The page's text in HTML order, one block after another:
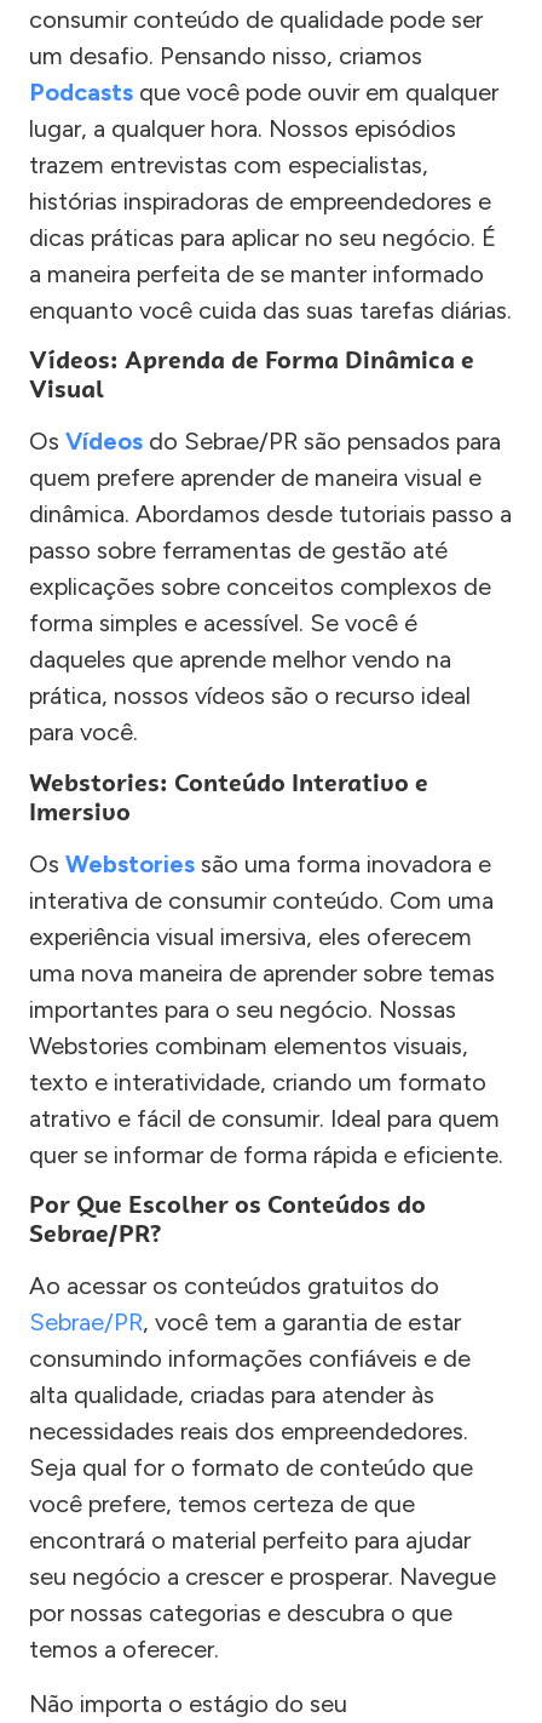
consumir conteúdo de qualidade pode ser
um desafio. Pensando nisso, criamos
Podcasts que você pode ouvir em qualquer
lugar, a qualquer hora. Nossos episódios
trazem entrevistas com especialistas,
histórias inspiradoras de empreendedores e
dicas práticas para aplicar no seu negócio. É
a maneira perfeita de se manter informado
enquanto você cuida das suas tarefas diárias.
Vídeos: Aprenda de Forma Dinâmica e
Visual
Os Vídeos do Sebrae/PR são pensados para
quem prefere aprender de maneira visual e
dinâmica. Abordamos desde tutoriais passo a
passo sobre ferramentas de gestão até
explicações sobre conceitos complexos de
forma simples e acessível. Se você é
daqueles que aprende melhor vendo na
prática, nossos vídeos são o recurso ideal
para você.
Webstories: Conteúdo Interativo e
Imersivo
Os Webstories são uma forma inovadora e
interativa de consumir conteúdo. Com uma
experiência visual imersiva, eles oferecem
uma nova maneira de aprender sobre temas
importantes para o seu negócio. Nossas
Webstories combinam elementos visuais,
texto e interatividade, criando um formato
atrativo e fácil de consumir. Ideal para quem
quer se informar de forma rápida e eficiente.
Por Que Escolher os Conteúdos do
Sebrae/PR?
Ao acessar os conteúdos gratuitos do
Sebrae/PR, você tem a garantia de estar
consumindo informações confiáveis e de
alta qualidade, criadas para atender às
necessidades reais dos empreendedores.
Seja qual for o formato de conteúdo que
você prefere, temos certeza de que
encontrará o material perfeito para ajudar
seu negócio a crescer e prosperar. Navegue
por nossas categorias e descubra o que
temos a oferecer.
Não importa o estágio do seu